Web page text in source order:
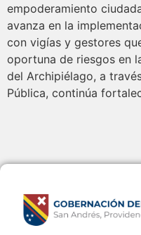
empoderamiento
avanza en la
con vigías y gestores
oportuna de riesgos en
del Archipiélago, a
Pública, continúa